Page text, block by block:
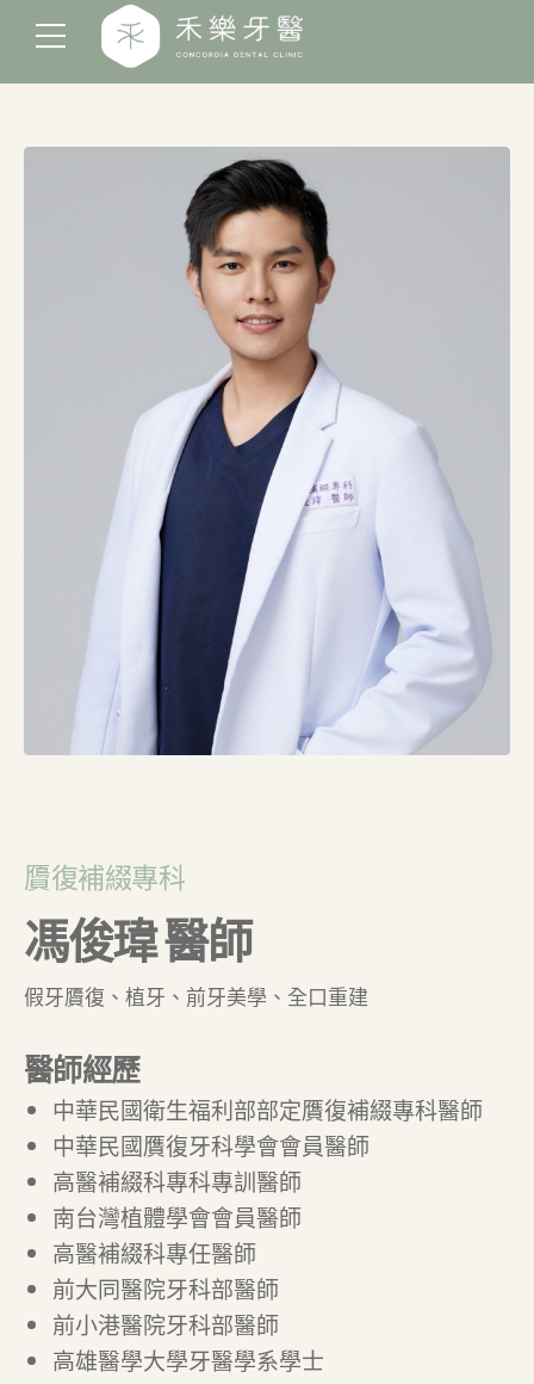
贗復補綴專科
馮俊瑋 醫師
假牙贗復、植牙、前牙美學、全口重建
醫師經歷
中華民國衛生福利部部定贋復補綴專科醫師
中華民國贋復牙科學會會員醫師
高醫補綴科專科專訓醫師
南台灣植體學會會員醫師
高醫補綴科專任醫師
前大同醫院牙科部醫師
前小港醫院牙科部醫師
高雄醫學大學牙醫學系學士